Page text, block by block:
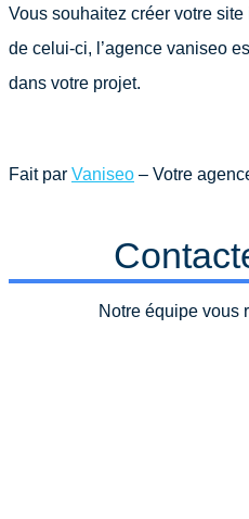
Vous souhaitez créer votre
de celui-ci, l’agence vaniseo
dans votre projet.
Fait par Vaniseo – Votre
Notre équipe vous